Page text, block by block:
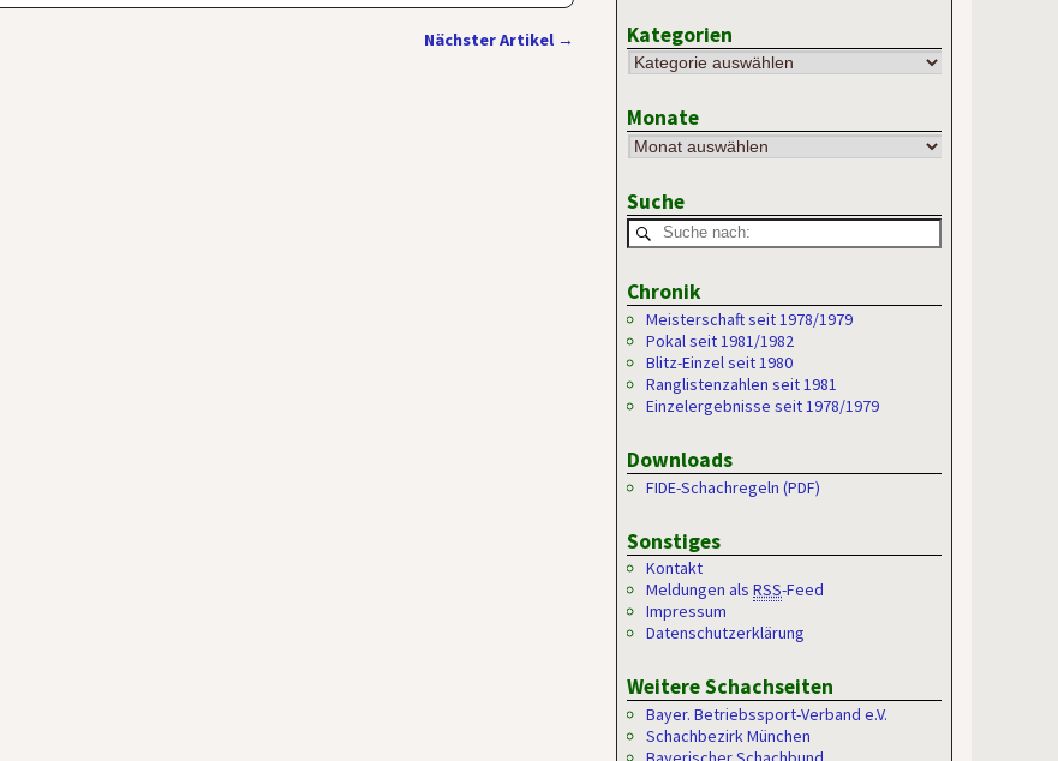
Nächster Artikel → Kategorien
Monate
Suche
Chronik
Meisterschaft seit 1978/1979
Pokal seit 1981/1982
Blitz-Einzel seit 1980
Ranglistenzahlen seit 1981
Einzelergebnisse seit 1978/1979
Downloads
FIDE-Schachregeln (PDF)
Sonstiges
Kontakt
Meldungen alsRSS-Feed
Impressum
Datenschutzerklärung
Weitere Schachseiten
Bayer. Betriebssport-Verband e.V.
Schachbezirk München